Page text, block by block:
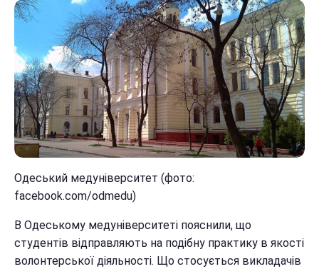
Одеський медуніверситет (фото:
facebook.com/odmedu)
В Одеському медуніверситеті пояснили, що
студентів відправляють на подібну практику в якості
волонтерської діяльності. Що стосується викладачів